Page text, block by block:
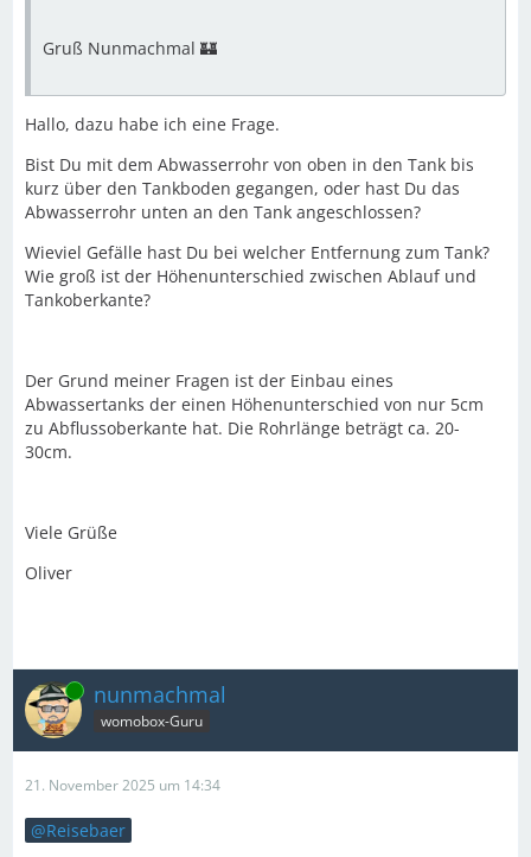
Gruß Nunmachmal 🏰
Hallo, dazu habe ich eine Frage.
Bist Du mit dem Abwasserrohr von oben in den Tank bis
kurz über den Tankboden gegangen, oder hast Du das
Abwasserrohr unten an den Tank angeschlossen?
Wieviel Gefälle hast Du bei welcher Entfernung zum Tank?
Wie groß ist der Höhenunterschied zwischen Ablauf und
Tankoberkante?
Der Grund meiner Fragen ist der Einbau eines
Abwassertanks der einen Höhenunterschied von nur 5cm
zu Abflussoberkante hat. Die Rohrlänge beträgt ca. 20-
30cm.
Viele Grüße
Oliver
Online nunmachmal
womobox-Guru
21. November 2025 um 14:34
Reisebaer